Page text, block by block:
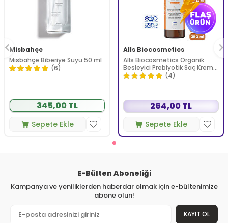
Misbahçe
Misbahçe Biberiye Suyu 50 ml
(6)
345,00 TL
Sepete Ekle
Alls Biocosmetics
Alls Biocosmetics Organik
Besleyici Prebiyotik Saç Kremi
350 ml
(4)
264,00 TL
Sepete Ekle
E-Bülten Aboneliği
Kampanya ve yeniliklerden haberdar olmak için e-bültenimize
abone olun!
KAYIT OL